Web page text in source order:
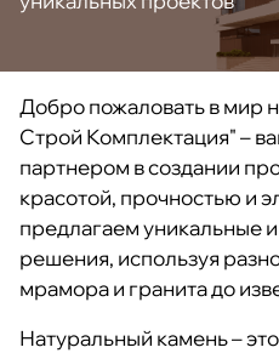
Добро пожаловать в мир
Строй Комплектация" –
партнером в создании
красотой, прочностью и
предлагаем уникальные
решения, используя
мрамора и гранита до
Натуральный камень –